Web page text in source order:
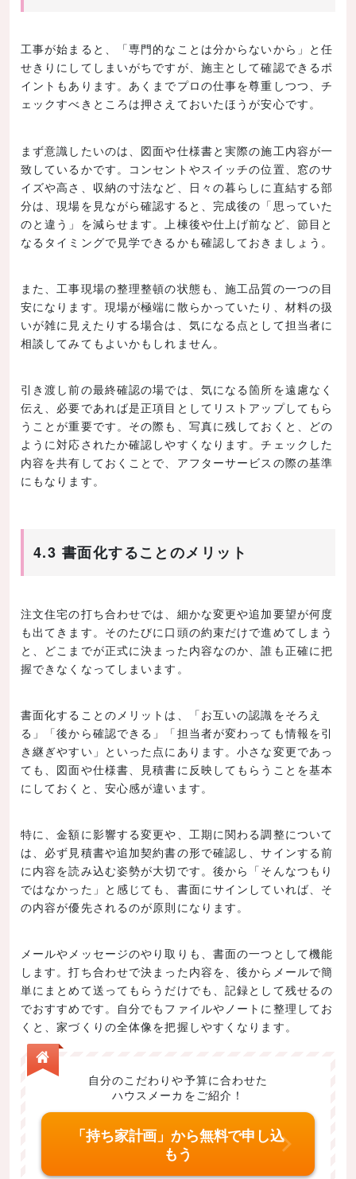
工事が始まると、「専門的なことは分からないから」と任
せきりにしてしまいがちですが、施主として確認できるポ
イントもあります。あくまでプロの仕事を尊重しつつ、チ
ェックすべきところは押さえておいたほうが安心です。
まず意識したいのは、図面や仕様書と実際の施工内容が一
致しているかです。コンセントやスイッチの位置、窓のサ
イズや高さ、収納の寸法など、日々の暮らしに直結する部
分は、現場を見ながら確認すると、完成後の「思っていた
のと違う」を減らせます。上棟後や仕上げ前など、節目と
なるタイミングで見学できるかも確認しておきましょう。
また、工事現場の整理整頓の状態も、施工品質の一つの目
安になります。現場が極端に散らかっていたり、材料の扱
いが雑に見えたりする場合は、気になる点として担当者に
相談してみてもよいかもしれません。
引き渡し前の最終確認の場では、気になる箇所を遠慮なく
伝え、必要であれば是正項目としてリストアップしてもら
うことが重要です。その際も、写真に残しておくと、どの
ように対応されたか確認しやすくなります。チェックした
内容を共有しておくことで、アフターサービスの際の基準
にもなります。
4.3 書面化することのメリット
注文住宅の打ち合わせでは、細かな変更や追加要望が何度
も出てきます。そのたびに口頭の約束だけで進めてしまう
と、どこまでが正式に決まった内容なのか、誰も正確に把
握できなくなってしまいます。
書面化することのメリットは、「お互いの認識をそろえ
る」「後から確認できる」「担当者が変わっても情報を引
き継ぎやすい」といった点にあります。小さな変更であっ
ても、図面や仕様書、見積書に反映してもらうことを基本
にしておくと、安心感が違います。
特に、金額に影響する変更や、工期に関わる調整について
は、必ず見積書や追加契約書の形で確認し、サインする前
に内容を読み込む姿勢が大切です。後から「そんなつもり
ではなかった」と感じても、書面にサインしていれば、そ
の内容が優先されるのが原則になります。
メールやメッセージのやり取りも、書面の一つとして機能
します。打ち合わせで決まった内容を、後からメールで簡
単にまとめて送ってもらうだけでも、記録として残せるの
でおすすめです。自分でもファイルやノートに整理してお
くと、家づくりの全体像を把握しやすくなります。
自分のこだわりや予算に合わせた
ハウスメーカをご紹介！
「持ち家計画」から無料で申し込
もう